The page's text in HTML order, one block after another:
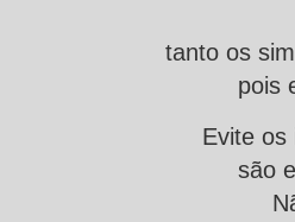
tanto os
pois
Evite os
são